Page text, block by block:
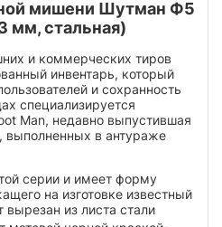
мишени Шутман Ф5
мм, стальная)
и коммерческих тиров
инвентарь, который
и сохранность
специализируется
Man, недавно выпустившая
в антураже
серии и имеет форму
на изготовке известный
вырезан из листа стали